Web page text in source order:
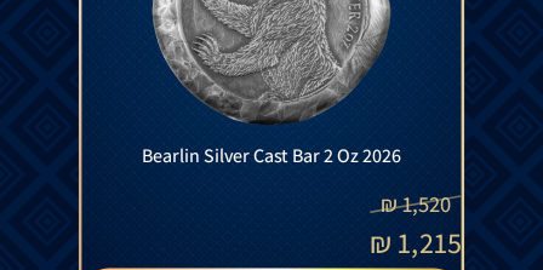
Bearlin Silver Cast Bar 2 Oz 2026
1,520
₪
1,215
₪